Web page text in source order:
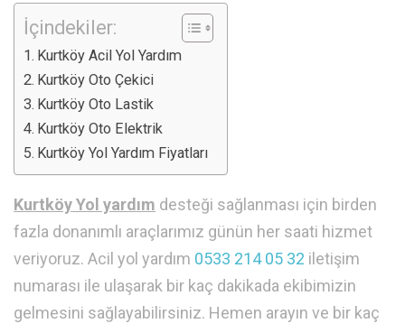
İçindekiler:
Kurtköy Acil Yol Yardım
Kurtköy Oto Çekici
Kurtköy Oto Lastik
Kurtköy Oto Elektrik
Kurtköy Yol Yardım Fiyatları
Kurtköy Yol yardım desteği sağlanması için birden
fazla donanımlı araçlarımız günün her saati hizmet
veriyoruz. Acil yol yardım 0533 214 05 32 iletişim
numarası ile ulaşarak bir kaç dakikada ekibimizin
gelmesini sağlayabilirsiniz. Hemen arayın ve bir kaç